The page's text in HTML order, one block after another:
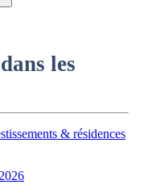
les
& résidences